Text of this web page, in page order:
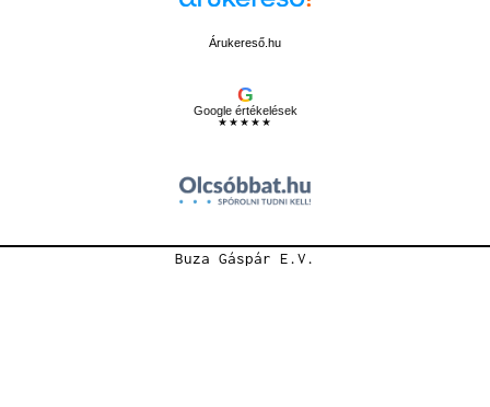
Árukereső.hu
G
Google értékelések
★★★★★
Buza Gáspár E.V.